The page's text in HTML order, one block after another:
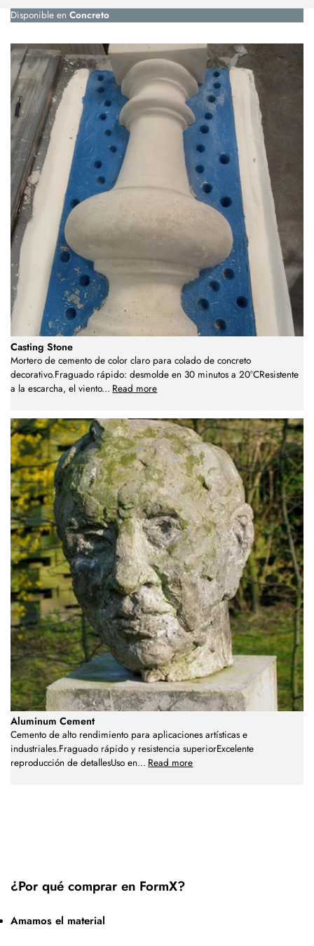
Disponible en Concreto
Casting Stone
Mortero de cemento de color claro para colado de concreto
decorativo.Fraguado rápido: desmolde en 30 minutos a 20°CResistente
a la escarcha, el viento... Read more
Aluminum Cement
Cemento de alto rendimiento para aplicaciones artísticas e
industriales.Fraguado rápido y resistencia superiorExcelente
reproducción de detallesUso en... Read more
¿Por qué comprar en FormX?
Amamos el material